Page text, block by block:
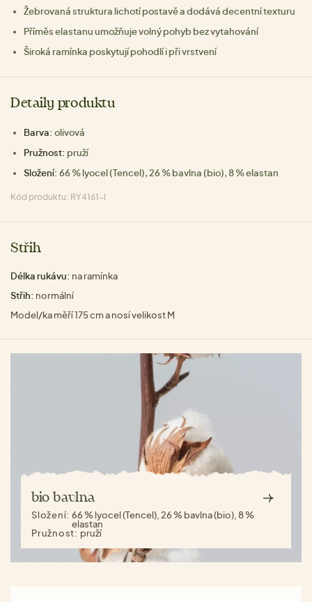
Žebrovaná struktura lichotí postavě a dodává decentní texturu
Příměs elastanu umožňuje volný pohyb bez vytahování
Široká ramínka poskytují pohodlí i při vrstvení
Detaily produktu
Barva: olivová
Pružnost: pruží
Složení: 66 % lyocel (Tencel), 26 % bavlna (bio), 8 % elastan
Kód produktu: RY4161-I
Střih
Délka rukávu: na ramínka
Střih: normální
Model/ka měří 175 cm a nosí velikost M
bio bavlna
Složení:66 % lyocel (Tencel), 26 % bavlna (bio), 8 %
elastan
Pružnost: pruží